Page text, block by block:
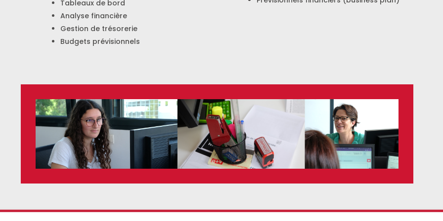
Tableaux de bord
Analyse financière
Gestion de trésorerie
Budgets prévisionnels